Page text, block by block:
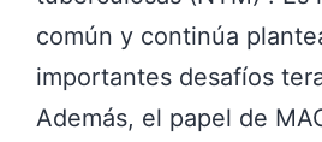
común y continúa
importantes desafíos
Además, el papel de